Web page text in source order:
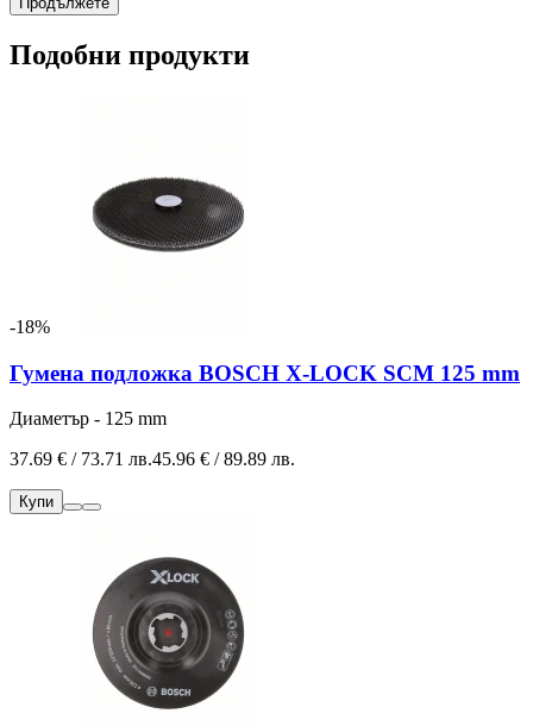
Подобни продукти
-18%
Гумена подложка BOSCH X-LOCK SCM 125 mm
Диаметър - 125 mm
37.69 € / 73.71 лв.45.96 € / 89.89 лв.
Купи